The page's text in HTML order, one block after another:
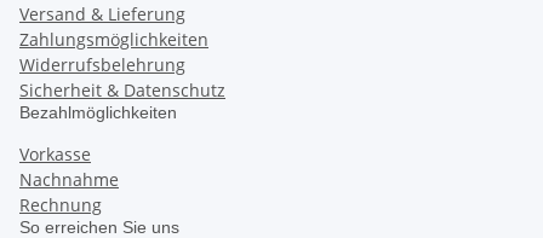
Versand & Lieferung
Zahlungsmöglichkeiten
Widerrufsbelehrung
Sicherheit & Datenschutz
Bezahlmöglichkeiten
Vorkasse
Nachnahme
Rechnung
So erreichen Sie uns